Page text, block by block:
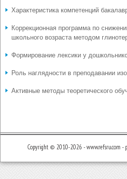
Характеристика компетенций
Коррекционная программа по
школьного возраста методом
Формирование лексики у
Роль наглядности в преподавании
Активные методы теоретического
Copyright © 2010-2026 - www.refsru.com -